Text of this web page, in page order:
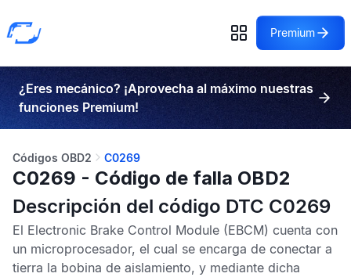
Premium
¿Eres mecánico? ¡Aprovecha al máximo nuestras
funciones Premium!
Códigos OBD2 C0269
C0269 - Código de falla OBD2
Descripción del código DTC C0269
El Electronic Brake Control Module (EBCM) cuenta con
un microprocesador, el cual se encarga de conectar a
tierra la bobina de aislamiento, y mediante dicha